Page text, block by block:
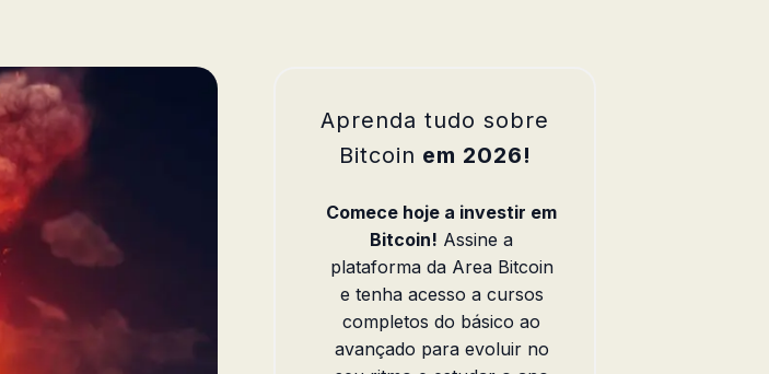
Aprenda tudo sobre
Bitcoin em 2026!
Comece hoje a investir em
Bitcoin! Assine a
plataforma da Area Bitcoin
e tenha acesso a cursos
completos do básico ao
avançado para evoluir no